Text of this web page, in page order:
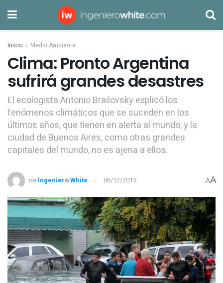
Inicio Medio Ambiente
Clima: Pronto Argentina
sufrirá grandes desastres
El ecologista Antonio Brailovsky explicó los
fenómenos climáticos que se suceden en los
últimos años, que tienen en alerta al mundo, y la
ciudad de Buenos Aires, como otras grandes
capitales del mundo, no es ajena a ellos.
de Ingeniero White 06/12/2015 AA